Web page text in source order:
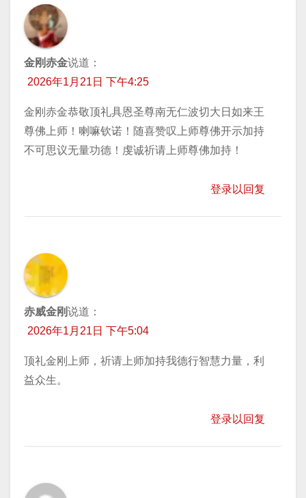
金刚赤金说道：
2026年1月21日 下午4:25
金刚赤金恭敬顶礼具恩圣尊南无仁波切大日如来王
尊佛上师！喇嘛钦诺！随喜赞叹上师尊佛开示加持
不可思议无量功德！虔诚祈请上师尊佛加持！
登录以回复
赤威金刚说道：
2026年1月21日 下午5:04
顶礼金刚上师，祈请上师加持我德行智慧力量，利
益众生。
登录以回复